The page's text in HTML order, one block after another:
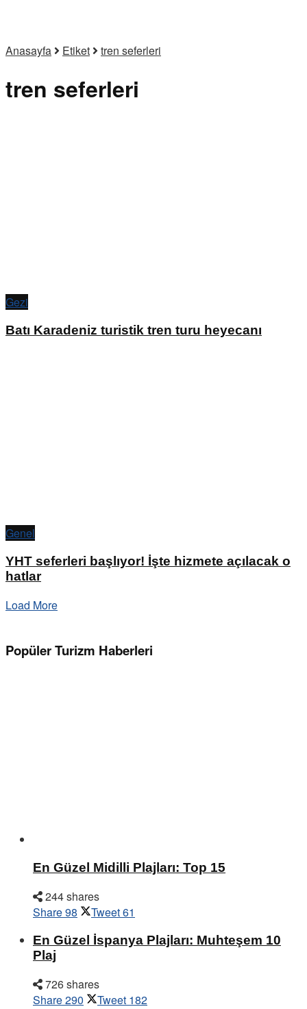
Anasayfa Etiket tren seferleri
tren seferleri
Gezi
Batı Karadeniz turistik tren turu heyecanı
Genel
YHT seferleri başlıyor! İşte hizmete açılacak o
hatlar
Load More
Popüler Turizm Haberleri
En Güzel Midilli Plajları: Top 15
244 shares
Share98 Tweet61
En Güzel İspanya Plajları: Muhteşem 10
Plaj
726 shares
Share290 Tweet 182